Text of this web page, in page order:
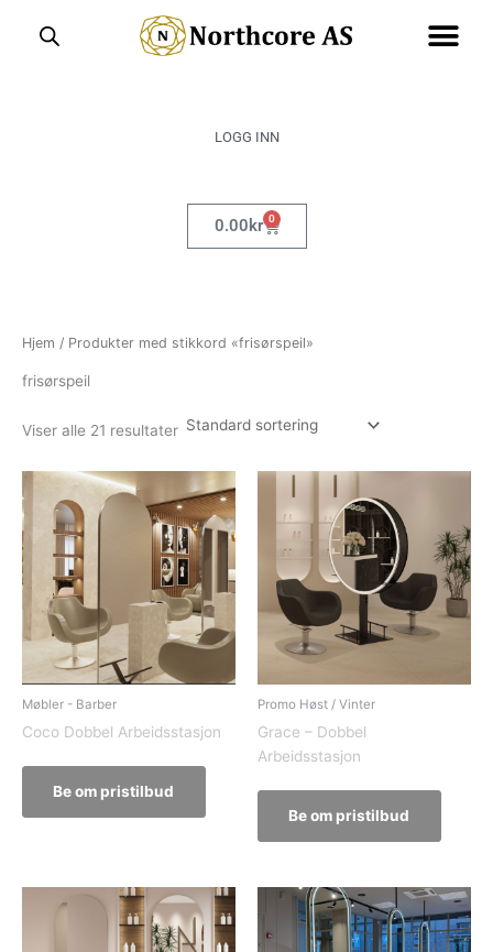
LOGG INN
0.00kr 0
Handlekurv
Hjem / Produkter med stikkord «frisørspeil»
frisørspeil
Viser alle 21 resultater
Møbler - Barber
Coco Dobbel Arbeidsstasjon
Be om pristilbud
Promo Høst / Vinter
Grace – Dobbel
Arbeidsstasjon
Be om pristilbud